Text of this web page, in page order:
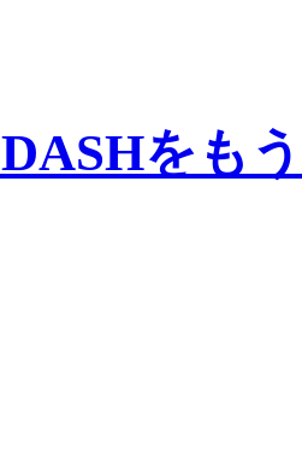
をも